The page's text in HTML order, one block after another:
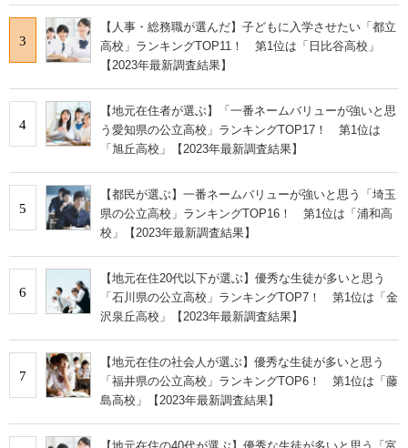
3
【人事・総務職が選んだ】子どもに入学させたい「都立
高校」ランキングTOP11！ 第1位は「日比谷高校」
【2023年最新調査結果】
4
【地元在住者が選ぶ】「一番ネームバリューが強いと思
う愛知県の公立高校」ランキングTOP17！ 第1位は
「旭丘高校」【2023年最新調査結果】
5
【都民が選ぶ】一番ネームバリューが強いと思う「埼玉
県の公立高校」ランキングTOP16！ 第1位は「浦和高
校」【2023年最新調査結果】
6
【地元在住20代以下が選ぶ】優秀な生徒が多いと思う
「石川県の公立高校」ランキングTOP7！ 第1位は「金
沢泉丘高校」【2023年最新調査結果】
7
【地元在住の社会人が選ぶ】優秀な生徒が多いと思う
「福井県の公立高校」ランキングTOP6！ 第1位は「藤
島高校」【2023年最新調査結果】